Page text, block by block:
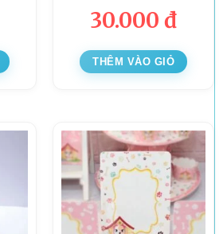
30.000 đ
THÊM VÀO GIỎ